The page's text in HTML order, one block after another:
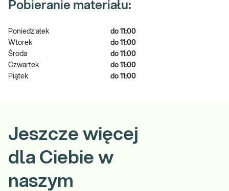
Pobieranie materiału:
Poniedziałek
do 11:00
Wtorek
do 11:00
Środa
do 11:00
Czwartek
do 11:00
Piątek
do 11:00
Jeszcze więcej
dla Ciebie w
naszym